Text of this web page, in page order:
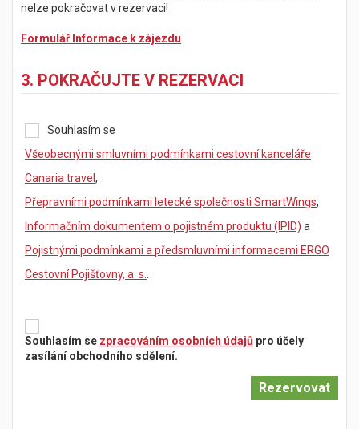
nelze pokračovat v rezervaci!
Formulář Informace k zájezdu
3. POKRAČUJTE V REZERVACI
Souhlasím se
Všeobecnými smluvními podmínkami cestovní kanceláře
Canaria travel ,
Přepravními podmínkami letecké společnosti SmartWings,
Informačním dokumentem o pojistném produktu (IPID) a
Pojistnými podmínkami a předsmluvními informacemi ERGO
Cestovní Pojišťovny, a. s.
Souhlasím se zpracováním osobních údajů pro účely
zasílání obchodního sdělení.